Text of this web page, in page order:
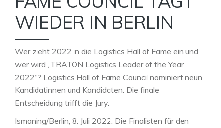
WIEDER IN BERLIN
Wer zieht 2022 in die Logistics Hall of Fame ein und
wer wird „TRATON Logistics Leader of the Year
2022“? Logistics Hall of Fame Council nominiert neun
Kandidatinnen und Kandidaten. Die finale
Entscheidung trifft die Jury.
Ismaning/Berlin, 8. Juli 2022. Die Finalisten für den